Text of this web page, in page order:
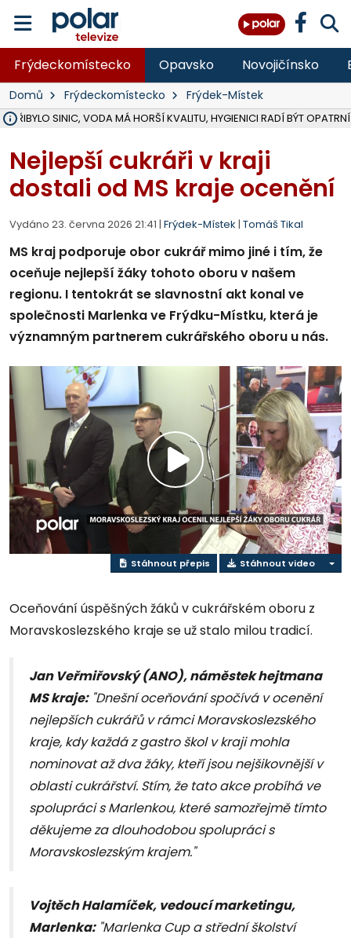
Frýdeckomístecko Opavsko Novojičínsko
Domů Frýdeckomístecko Frýdek-Místek
PŘIBYLO SINIC, VODA MÁ HORŠÍ KVALITU, HYGIENICI RADÍ BÝT OPATRNÍ
Nejlepší cukráři v kraji
dostali od MS kraje ocenění
Vydáno 23. června 2026 21:41 | Frýdek-Místek | Tomáš Tikal
MS kraj podporuje obor cukrář mimo jiné i tím, že
oceňuje nejlepší žáky tohoto oboru v našem
regionu. I tentokrát se slavnostní akt konal ve
společnosti Marlenka ve Frýdku-Místku, která je
významným partnerem cukrářského oboru u nás.
Přehrát
video
Stáhnout přepis Stáhnout video
Oceňování úspěšných žáků v cukrářském oboru z
Moravskoslezského kraje se už stalo milou tradicí.
Jan Veřmiřovský (ANO), náměstek hejtmana
MS kraje:"Dnešní oceňování spočívá v ocenění
nejlepších cukrářů v rámci Moravskoslezského
kraje, kdy každá z gastro škol v kraji mohla
nominovat až dva žáky, kteří jsou nejšikovnější v
oblasti cukrářství. Stím, že tato akce probíhá ve
spolupráci s Marlenkou, které samozřejmě tímto
děkujeme za dlouhodobou spolupráci s
Moravskoslezským krajem."
Vojtěch Halamíček, vedoucí marketingu,
Marlenka:"Marlenka Cup a střední školství